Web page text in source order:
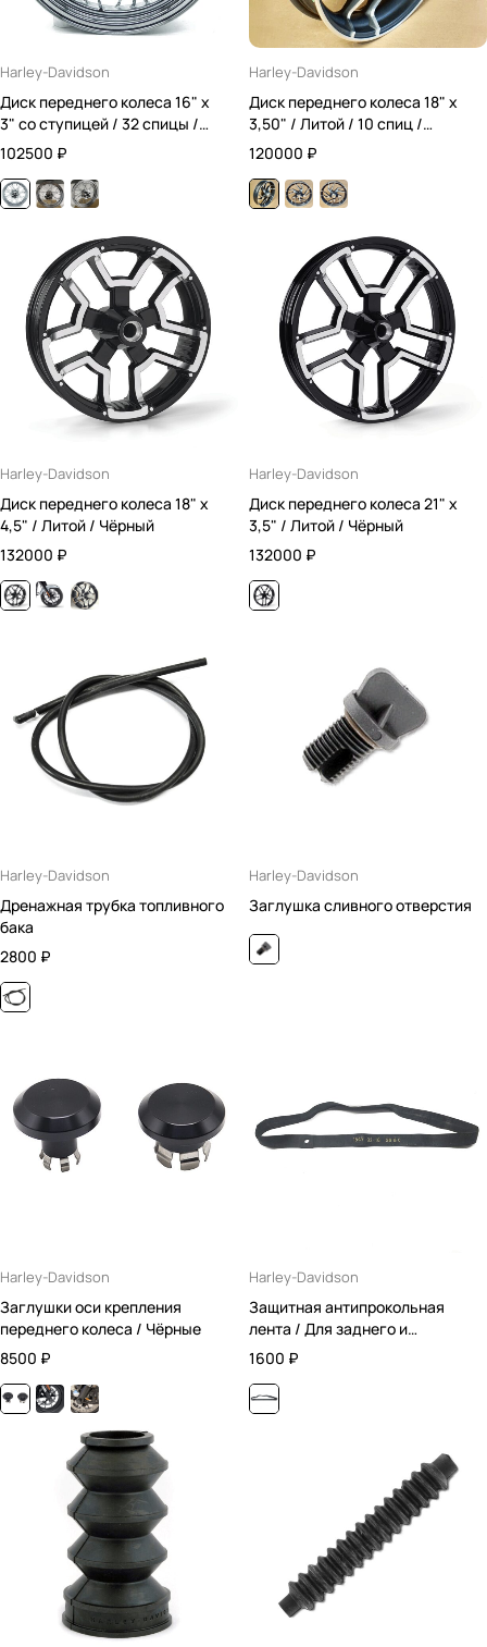
Harley-Davidson
Диск переднего колеса 16" x
3" со ступицей / 32 спицы /
Хромированный
102500 ₽
Harley-Davidson
Диск переднего колеса 18" x
3,50" / Литой / 10 спиц /
Чёрный
120000 ₽
Harley-Davidson
Диск переднего колеса 18" x
4,5" / Литой / Чёрный
132000 ₽
Harley-Davidson
Диск переднего колеса 21" x
3,5" / Литой / Чёрный
132000 ₽
Harley-Davidson
Дренажная трубка топливного
бака
2800 ₽
Harley-Davidson
Заглушка сливного отверстия
Harley-Davidson
Заглушки оси крепления
переднего колеса / Чёрные
8500 ₽
Harley-Davidson
Защитная антипрокольная
лента / Для заднего и
переднего колеса / 16"
1600 ₽